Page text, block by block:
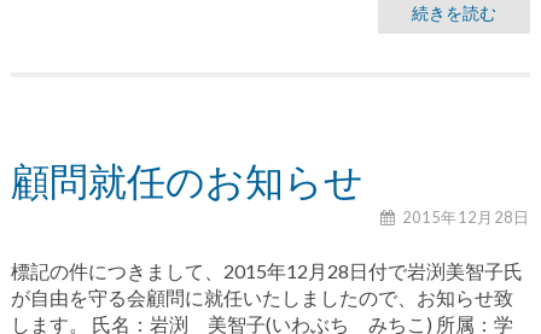
続きを読む
顧問就任のお知らせ
2015年12月28日
標記の件につきまして、2015年12月28日付で岩渕美智子氏
が自由を守る会顧問に就任いたしましたので、お知らせ致
します。 氏名：岩渕 美智子(いわぶち みちこ) 所属：学